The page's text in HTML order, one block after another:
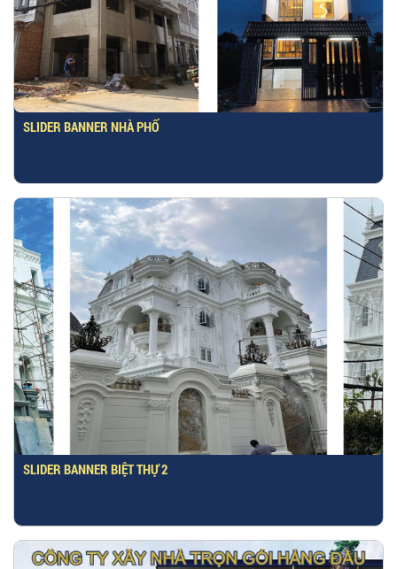
SLIDER BANNER NHÀ PHỐ
SLIDER BANNER BIỆT THỰ 2